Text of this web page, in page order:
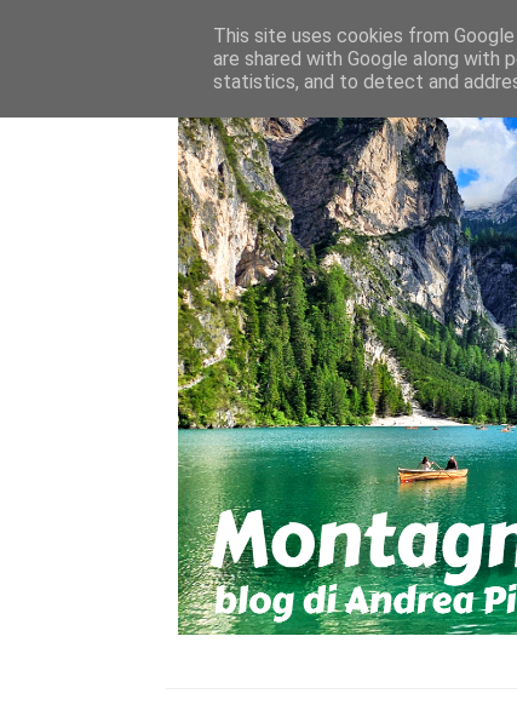
This site uses cookies from
are shared with Google along with
statistics, and to detect and